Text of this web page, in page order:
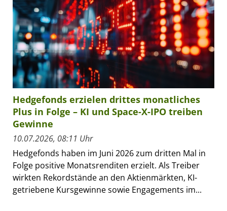
Hedgefonds erzielen drittes monatliches
Plus in Folge – KI und Space-X-IPO treiben
Gewinne
10.07.2026, 08:11 Uhr
Hedgefonds haben im Juni 2026 zum dritten Mal in
Folge positive Monatsrenditen erzielt. Als Treiber
wirkten Rekordstände an den Aktienmärkten, KI-
getriebene Kursgewinne sowie Engagements im...